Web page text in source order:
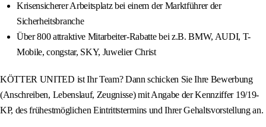
Krisensicherer Arbeitsplatz bei einem der Marktführer der
Sicherheitsbranche
Über 800 attraktive Mitarbeiter-Rabatte bei z.B. BMW, AUDI, T-
Mobile, congstar, SKY, Juwelier Christ
KÖTTER UNITED ist Ihr Team? Dann schicken Sie Ihre Bewerbung
(Anschreiben, Lebenslauf, Zeugnisse) mit Angabe der Kennziffer 19/19-
KP, des frühestmöglichen Eintrittstermins und Ihrer Gehaltsvorstellung an.